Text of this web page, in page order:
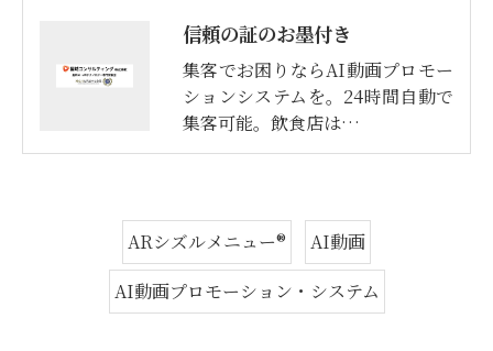
信頼の証のお墨付き
集客でお困りならAI動画プロモー
ションシステムを。24時間自動で
集客可能。飲食店は…
ARシズルメニュー®
AI動画
AI動画プロモーション・システム